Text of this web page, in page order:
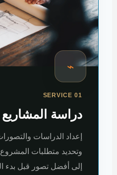
⌁
SERVICE 01
دراسة المشاريع
إعداد الدراسات
وتحديد متطلبات المشروع
إلى أفضل تصور قبل بدء